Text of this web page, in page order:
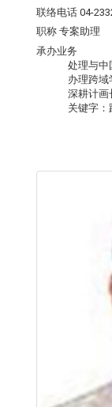
联络电话 04-
职称 专案助理
承办业务
处理与中
办理跨域
深耕计画
关键字